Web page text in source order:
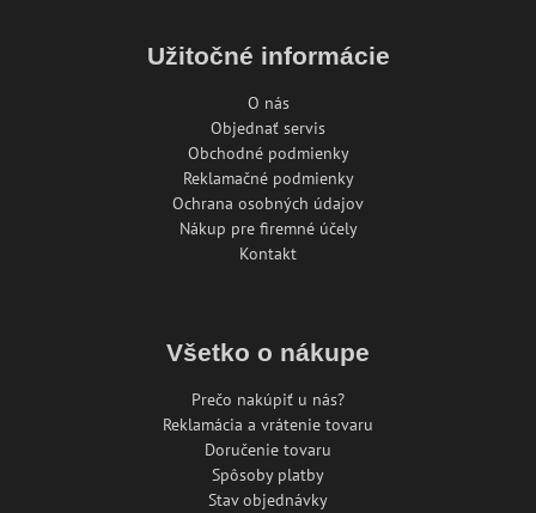
Užitočné informácie
O nás
Objednať servis
Obchodné podmienky
Reklamačné podmienky
Ochrana osobných údajov
Nákup pre firemné účely
Kontakt
Všetko o nákupe
Prečo nakúpiť u nás?
Reklamácia a vrátenie tovaru
Doručenie tovaru
Spôsoby platby
Stav objednávky